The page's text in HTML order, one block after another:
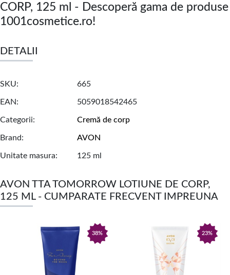
CORP, 125 ml - Descoperă gama de produse
1001cosmetice.ro!
DETALII
SKU 665
EAN 5059018542465
Categorii Cremă de corp
Brand AVON
Unitate masura 125 ml
AVON TTA TOMORROW LOTIUNE DE CORP,
125 ML - CUMPARATE FRECVENT IMPREUNA
38% 23%